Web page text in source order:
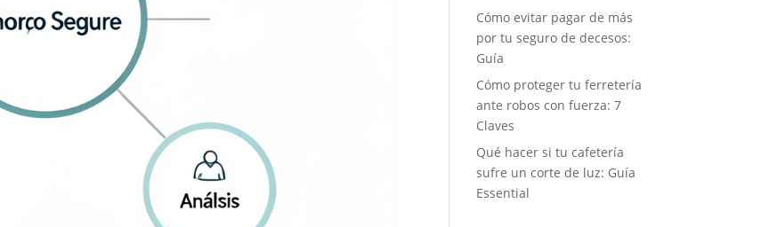
Cómo evitar pagar de más
por tu seguro de decesos:
Guía
Cómo proteger tu ferretería
ante robos con fuerza: 7
Claves
Qué hacer si tu cafetería
sufre un corte de luz: Guía
Essential